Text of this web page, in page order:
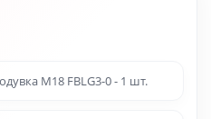
M18 FBLG3-0 - 1 шт.